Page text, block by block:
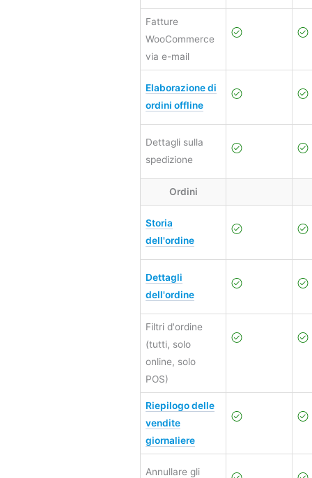
Fatture
WooCommerce
via e-mail
Elaborazione di
ordini offline
Dettagli sulla
spedizione
Ordini
Storia
dell'ordine
Dettagli
dell'ordine
Filtri d'ordine
(tutti, solo
online, solo
POS)
Riepilogo delle
vendite
giornaliere
Annullare gli